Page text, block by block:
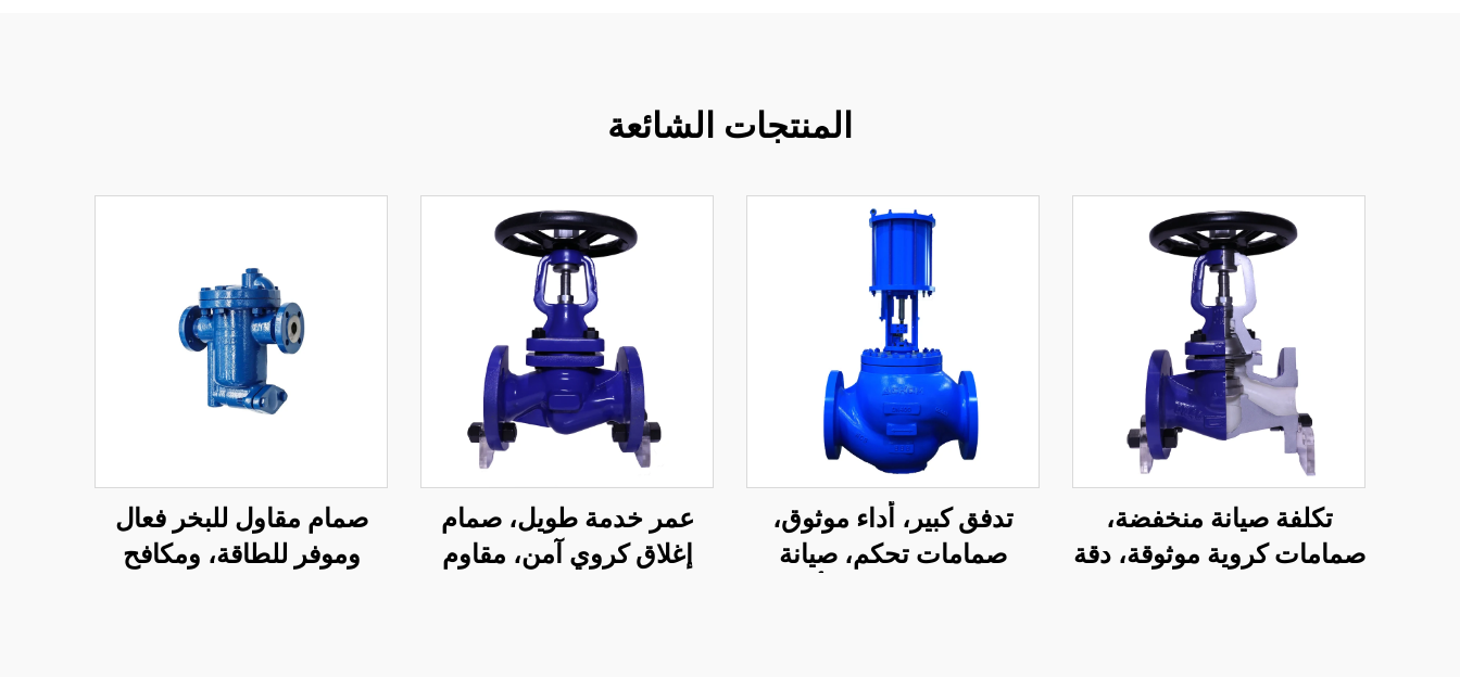
المنتجات الشائعة
تكلفة صيانة منخفضة،
صمامات كروية موثوقة، دقة
تدفق كبير، أداء موثوق،
صمامات تحكم، صيانة
عمر خدمة طويل، صمام
إغلاق كروي آمن، مقاوم
صمام مقاول للبخر فعال
وموفر للطاقة، ومكافح